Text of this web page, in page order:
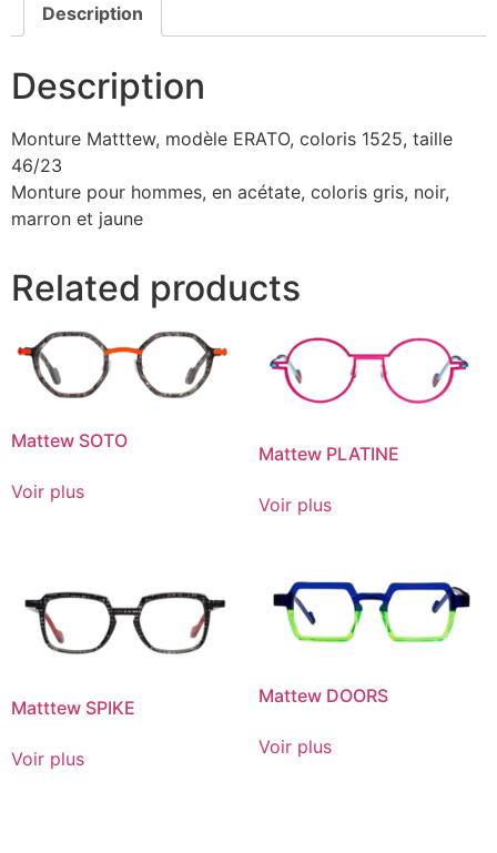
Description
Description
Monture Matttew, modèle ERATO, coloris 1525, taille
46/23
Monture pour hommes, en acétate, coloris gris, noir,
marron et jaune
Related products
Mattew SOTO
Voir plus
Mattew PLATINE
Voir plus
Matttew SPIKE
Voir plus
Mattew DOORS
Voir plus